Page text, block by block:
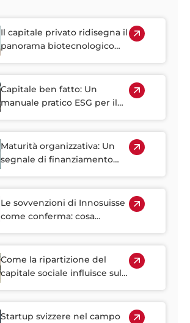
Il capitale privato ridisegna il
panorama biotecnologico
Capitale ben fatto: Un
manuale pratico ESG per il
in Svizzera
Maturità organizzativa: Un
segnale di finanziamento
svizzere in crescita
Le sovvenzioni di Innosuisse
come conferma: cosa
sostegno del governo
svizzero
Come la ripartizione del
capitale sociale influisce sul
strategie di negoziazione
per i fondatori svizzeri
Startup svizzere nel campo